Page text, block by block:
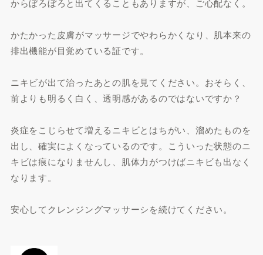
かたかった皮膚がマッサージでやわらかくなり、肌本来の
排出機能が目覚めている証です。
ニキビが出て治ったあとの肌を見てください。おそらく、
前よりも明るく白く、透明感があるのではないですか？
炎症をこじらせて増えるニキビとはちがい、溜めたものを
出し、確実によくなっているのです。こういった状態のニ
キビは痕になりませんし、肌体力がつけばニキビも出なく
なります。
安心してクレンジングマッサーシを続けてください。